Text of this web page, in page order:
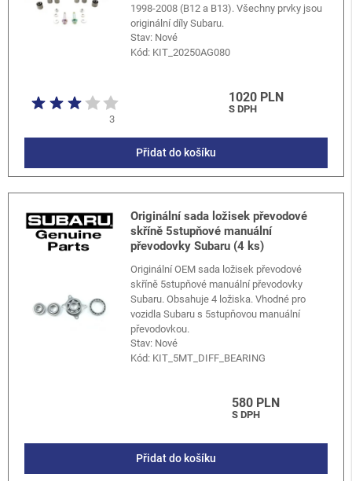
1998-2008 (B12 a B13). Všechny prvky jsou
originální díly Subaru.
Stav: Nové
Kód: KIT_20250AG080
3
1020 PLN
S DPH
Přidat do košíku
Originální sada ložisek převodové
skříně 5stupňové manuální
převodovky Subaru (4 ks)
Originální OEM sada ložisek převodové
skříně 5stupňové manuální převodovky
Subaru. Obsahuje 4 ložiska. Vhodné pro
vozidla Subaru s 5stupňovou manuální
převodovkou.
Stav: Nové
Kód: KIT_5MT_DIFF_BEARING
580 PLN
S DPH
Přidat do košíku